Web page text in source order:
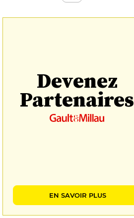
Devenez
Partenaires
EN SAVOIR PLUS